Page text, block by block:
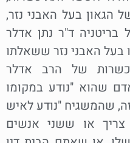
בעל האבני נזר,
ד"ר נתן אדלר
בעל האבני נזר ששאלתו
של הרב אדלר
שהוא "נודע במקומו
שהמשגיח "נודע לאיש
או ששני אנשים